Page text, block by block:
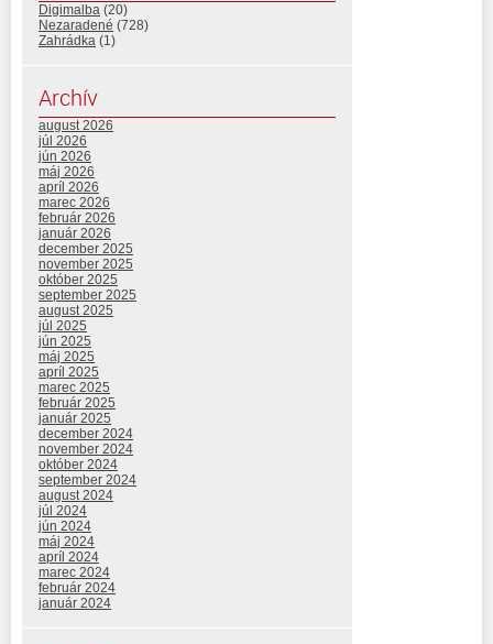
Digimalba (20)
Nezaradené (728)
Zahrádka (1)
Archív
august 2026
júl 2026
jún 2026
máj 2026
apríl 2026
marec 2026
február 2026
január 2026
december 2025
november 2025
október 2025
september 2025
august 2025
júl 2025
jún 2025
máj 2025
apríl 2025
marec 2025
február 2025
január 2025
december 2024
november 2024
október 2024
september 2024
august 2024
júl 2024
jún 2024
máj 2024
apríl 2024
marec 2024
február 2024
január 2024